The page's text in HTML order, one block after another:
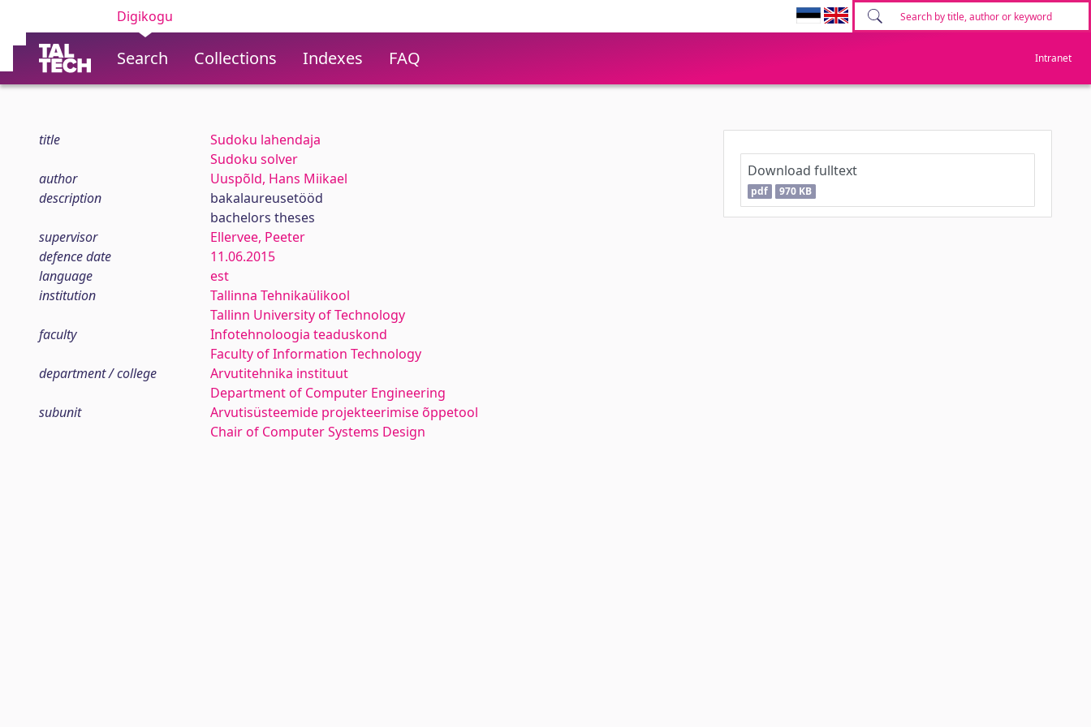
Digikogu
Search Collections Indexes FAQ Intranet
title
Sudoku lahendaja
Sudoku solver
author
Uuspõld, Hans Miikael
description
bakalaureusetööd
bachelors theses
supervisor
Ellervee, Peeter
defence date
11.06.2015
language
est
institution
Tallinna Tehnikaülikool
Tallinn University of Technology
faculty
Infotehnoloogia teaduskond
Faculty of Information Technology
department / college
Arvutitehnika instituut
Department of Computer Engineering
subunit
Arvutisüsteemide projekteerimise õppetool
Chair of Computer Systems Design
Download fulltext
pdf 970 KB